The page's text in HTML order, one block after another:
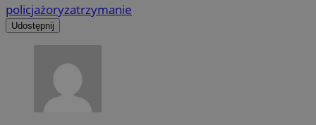
policjażoryzatrzymanie
Udostępnij